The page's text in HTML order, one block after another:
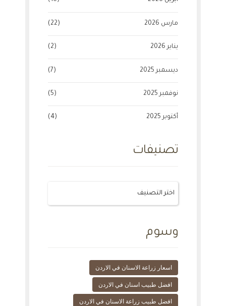
مارس 2026 (22)
يناير 2026 (2)
ديسمبر 2025 (7)
نوفمبر 2025 (5)
أكتوبر 2025 (4)
تصنيفات
وسوم
اسعار زراعة الاسنان في الاردن
افضل طبيب اسنان في الاردن
افضل طبيب زراعة الاسنان في الاردن